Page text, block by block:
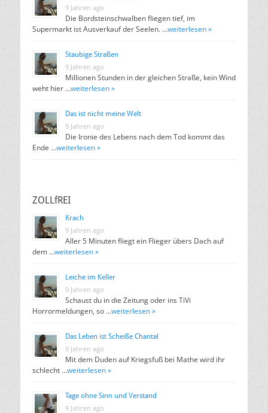
9 Jahren ago
Die Bordsteinschwalben fliegen tief, im
Supermarkt ist Ausverkauf der Seelen. …weiterlesen »
Staubige Straßen
9 Jahren ago
Millionen Stunden in der gleichen Straße, kein Wind
weht hier …weiterlesen »
Das ist nicht meine Welt
9 Jahren ago
Die Ironie des Lebens nach dem Tod kommt das
Ende …weiterlesen »
ZOLLfREI
Krach
9 Jahren ago
Aller 5 Minuten fliegt ein Flieger übers Dach auf
dem …weiterlesen »
Leiche im Keller
9 Jahren ago
Schaust du in die Zeitung oder ins TiVi
Horrormeldungen, so …weiterlesen »
Das Leben ist Scheiße Chantal
9 Jahren ago
Mit dem Duden auf Kriegsfuß bei Mathe wird ihr
schlecht …weiterlesen »
Tage ohne Sinn und Verstand
9 Jahren ago